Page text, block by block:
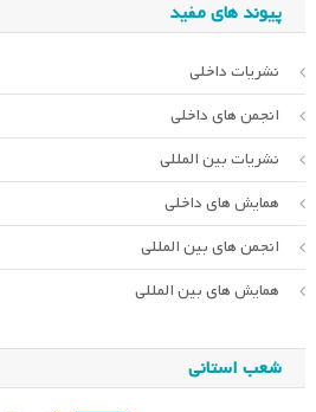
پیوند های مفید
نشریات داخلی
انجمن های داخلی
نشریات بین المللی
همایش های داخلی
انجمن های بین المللی
همایش های بین المللی
شعب استانی